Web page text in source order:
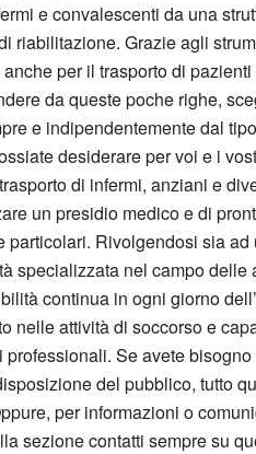
e convalescenti da una
Grazie agli
per il trasporto di
da queste poche righe,
e indipendentemente dal
desiderare per voi e i
di infermi, anziani e
un presidio medico e di
Rivolgendosi sia
specializzata nel campo
continua in ogni giorno
nelle attività di soccorso e
Se avete
del pubblico, tutto
per informazioni o
sezione contatti sempre su